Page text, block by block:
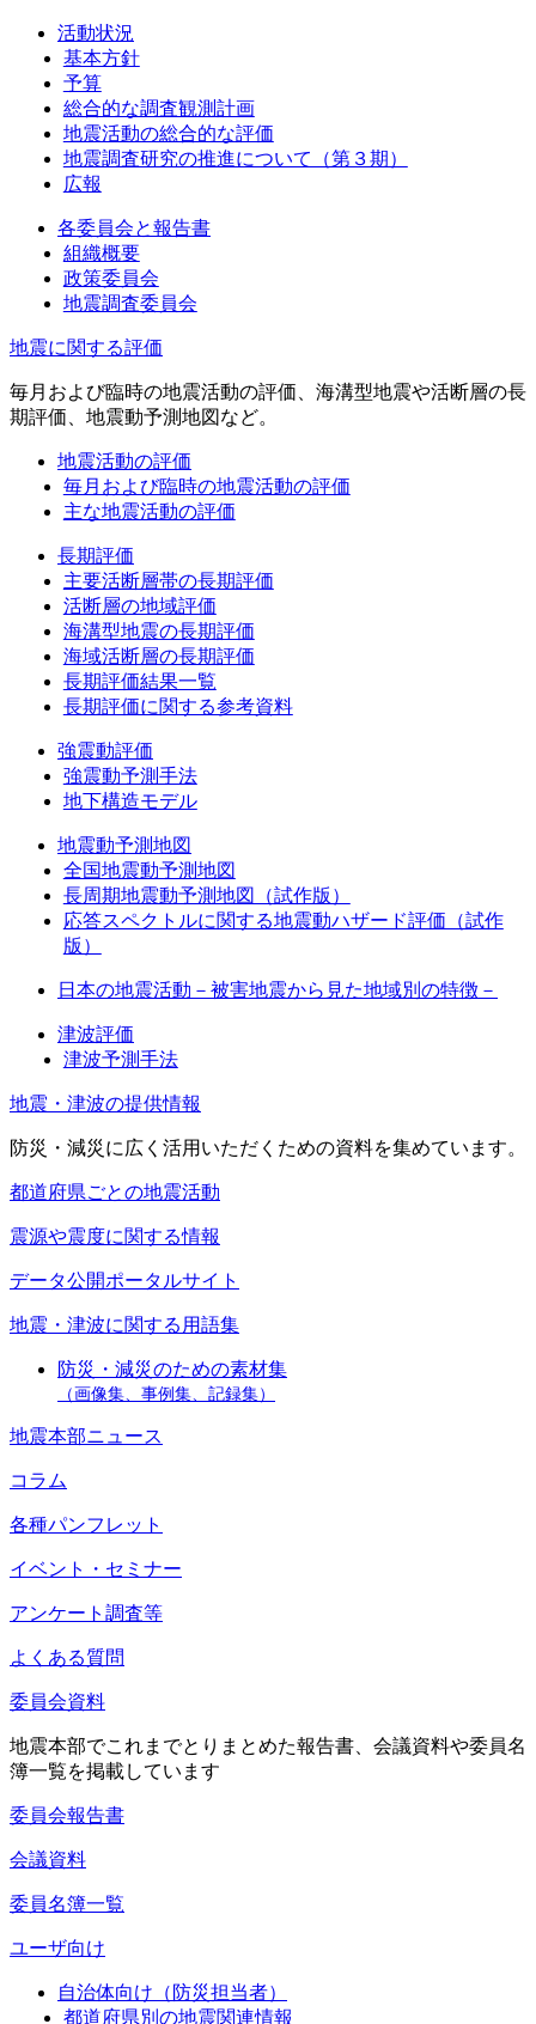
活動状況
基本方針
予算
総合的な調査観測計画
地震活動の総合的な評価
地震調査研究の推進について（第３期）
広報
各委員会と報告書
組織概要
政策委員会
地震調査委員会
地震に関する評価
毎月および臨時の地震活動の評価、海溝型地震や活断層の長
期評価、地震動予測地図など。
地震活動の評価
毎月および臨時の地震活動の評価
主な地震活動の評価
長期評価
主要活断層帯の長期評価
活断層の地域評価
海溝型地震の長期評価
海域活断層の長期評価
長期評価結果一覧
長期評価に関する参考資料
強震動評価
強震動予測手法
地下構造モデル
地震動予測地図
全国地震動予測地図
長周期地震動予測地図（試作版）
応答スペクトルに関する地震動ハザード評価（試作
版）
日本の地震活動－被害地震から見た地域別の特徴－
津波評価
津波予測手法
地震・津波の提供情報
防災・減災に広く活用いただくための資料を集めています。
都道府県ごとの地震活動
震源や震度に関する情報
データ公開ポータルサイト
地震・津波に関する用語集
防災・減災のための素材集
（画像集、事例集、記録集）
地震本部ニュース
コラム
各種パンフレット
イベント・セミナー
アンケート調査等
よくある質問
委員会資料
地震本部でこれまでとりまとめた報告書、会議資料や委員名
簿一覧を掲載しています
委員会報告書
会議資料
委員名簿一覧
ユーザ向け
自治体向け（防災担当者）
都道府県別の地震関連情報